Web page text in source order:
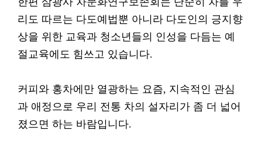
리도 따르는 다도예법뿐 아니라 다도인의 긍지향
상을 위한 교육과 청소년들의 인성을 다듬는 예
절교육에도 힘쓰고 있습니다.
커피와 홍차에만 열광하는 요즘, 지속적인 관심
과 애정으로 우리 전통 차의 설자리가 좀 더 넓어
졌으면 하는 바람입니다.